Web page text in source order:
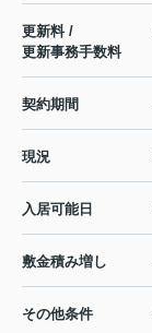
更新料 /
更新事務手数料
契約期間
現況
入居可能日
敷金積み増し
その他条件